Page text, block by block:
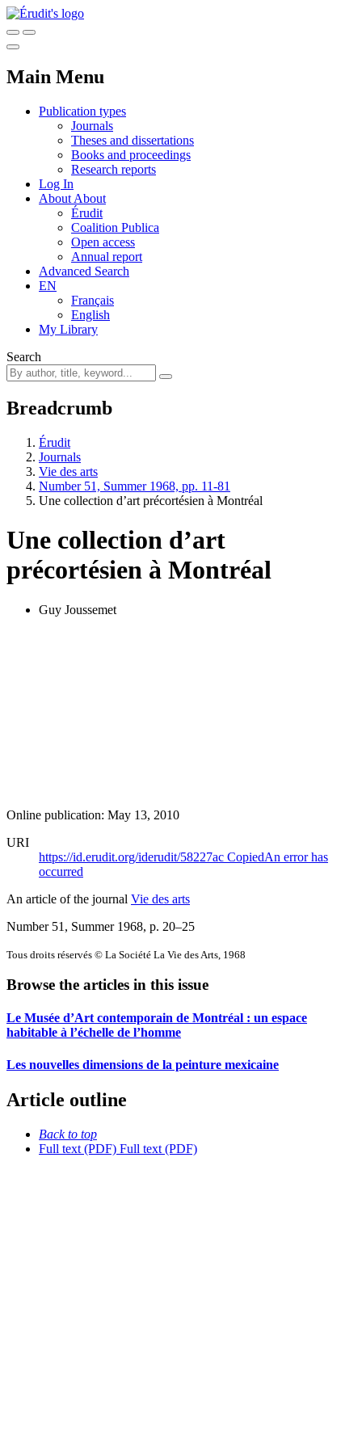
Main Menu
Publication types
Journals
Theses and dissertations
Books and proceedings
Research reports
Log In
About About
Érudit
Coalition Publica
Open access
Annual report
Advanced Search
EN
Français
English
My Library
Search
Breadcrumb
Érudit
Journals
Vie des arts
Number 51, Summer 1968, pp. 11-81
Une collection d’art précortésien à Montréal
Une collection d’art
précortésien à Montréal
Guy Joussemet
Online publication: May 13, 2010
URI
https://id.erudit.org/iderudit/58227ac CopiedAn error has
occurred
An article of the journal Vie des arts
Number 51, Summer 1968, p. 20–25
Tous droits réservés © La Société La Vie des Arts, 1968
Browse the articles in this issue
Le Musée d’Art contemporain de Montréal : un espace
habitable à l’échelle de l’homme
Les nouvelles dimensions de la peinture mexicaine
Article outline
Back to top
Full text (PDF) Full text (PDF)